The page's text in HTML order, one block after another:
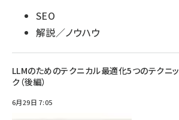
SEO
解説／ノウハウ
LLMのためのテクニカル最適化5つのテクニッ
ク（後編）
6月29日 7:05